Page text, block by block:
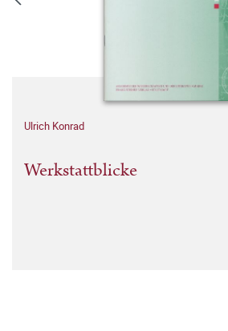
Ulrich Konrad
Werkstattblicke